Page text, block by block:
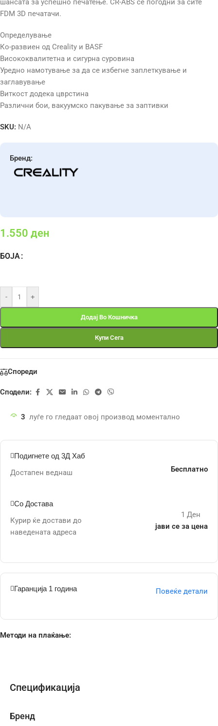
шансата за успешно печатење. CR-ABS се погодни за сите
FDM 3D печатачи.
Определување
Ко-развиен од Creality и BASF
Висококвалитетна и сигурна суровина
Уредно намотување за да се избегне заплеткување и
заглавување
Виткост додека цврстина
Различни бои, вакуумско пакување за заптивки
SKU: N/A
Бренд:
1.550 ден
БОЈА
- +
Додај Во Кошничка
Купи Сега
Спореди
Сподели:
3 луѓе го гледаат овој производ моментално
Подигнете од 3Д Хаб
Достапен веднаш Бесплатно
Со Достава
Курир ќе достави до
наведената адреса
1 Ден
јави се за цена
Гаранција 1 година Повеќе детали
Методи на плаќање:
Спецификација
Бренд